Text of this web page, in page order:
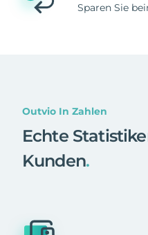
Sparen Sie
Outvio In Zahlen
Echte
Kunden.